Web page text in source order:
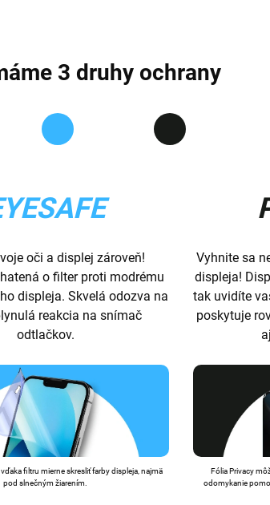
3 druhy ochrany
oči a displej zároveň!
o filter proti modrému
displeja. Skvelá odozva na
reakcia na snímač
odtlačkov.
filtru mierne skresliť farby displeja, najmä
pod slnečným žiarením.
Vyhnite sa
displeja!
tak uvidíte
poskytuje
Fólia Privacy
odomykanie